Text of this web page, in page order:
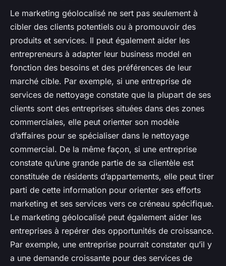
Le marketing géolocalisé ne sert pas seulement à
cibler des clients potentiels ou à promouvoir des
produits et services. Il peut également aider les
entrepreneurs à adapter leur business model en
fonction des besoins et des préférences de leur
marché cible. Par exemple, si une entreprise de
services de nettoyage constate que la plupart de ses
clients sont des entreprises situées dans des zones
commerciales, elle peut orienter son modèle
d’affaires pour se spécialiser dans le nettoyage
commercial. De la même façon, si une entreprise
constate qu’une grande partie de sa clientèle est
constituée de résidents d’appartements, elle peut tirer
parti de cette information pour orienter ses efforts
marketing et ses services vers ce créneau spécifique.
Le marketing géolocalisé peut également aider les
entreprises à repérer des opportunités de croissance.
Par exemple, une entreprise pourrait constater qu’il y
a une demande croissante pour des services de